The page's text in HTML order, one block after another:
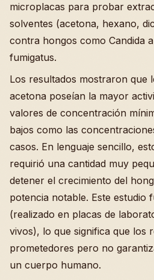
microplacas para probar
solventes (acetona, hexano,
contra hongos como Candida
fumigatus.
Los resultados mostraron que
acetona poseían la mayor
valores de concentración
bajos como las
casos. En lenguaje sencillo,
requirió una cantidad muy
detener el crecimiento del
potencia notable. Este estudio
(realizado en placas de
vivos), lo que significa que los
prometedores pero no
un cuerpo humano.